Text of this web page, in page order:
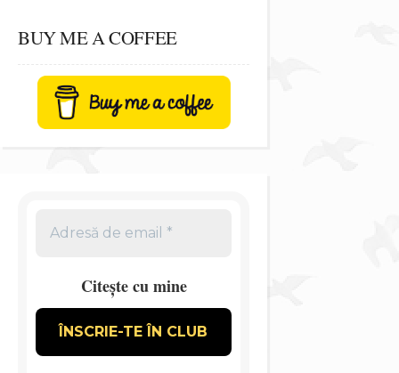
BUY ME A COFFEE
Citește cu mine